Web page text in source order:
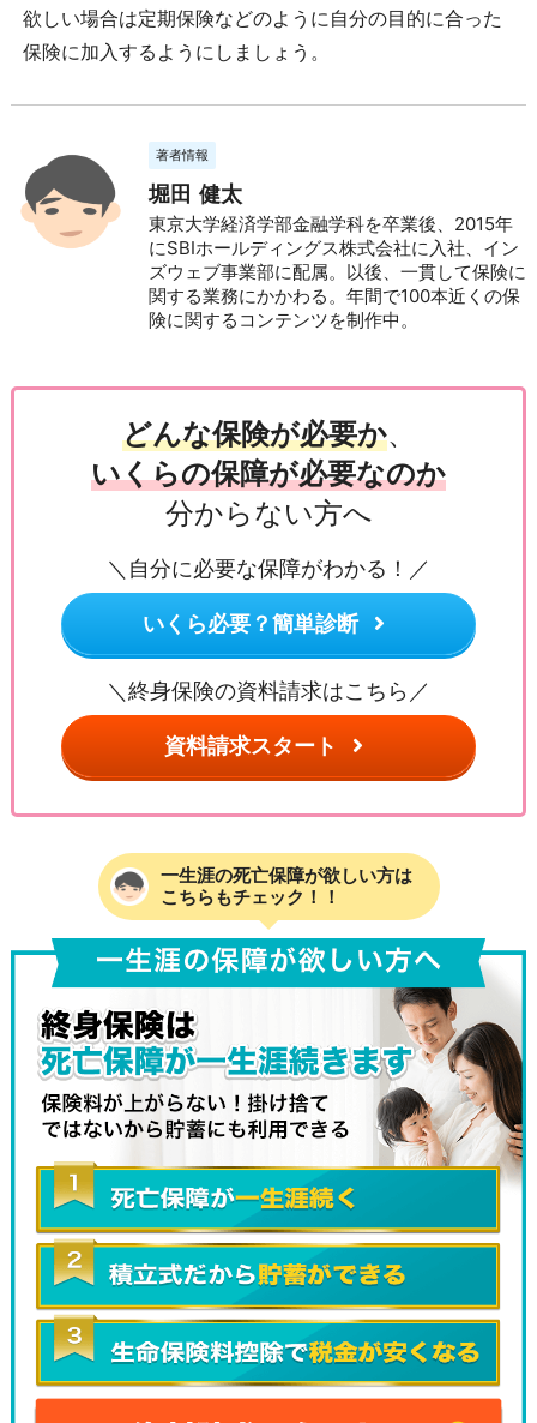
欲しい場合は定期保険などのように自分の目的に合った
保険に加入するようにしましょう。
著者情報
堀田 健太
東京大学経済学部金融学科を卒業後、2015年
にSBIホールディングス株式会社に入社、イン
ズウェブ事業部に配属。以後、一貫して保険に
関する業務にかかわる。年間で100本近くの保
険に関するコンテンツを制作中。
どんな保険が必要か、
いくらの保障が必要なのか
分からない方へ
＼自分に必要な保障がわかる！／
いくら必要？簡単診断
＼終身保険の資料請求はこちら／
資料請求スタート
一生涯の死亡保障が欲しい方は
こちらもチェック！！